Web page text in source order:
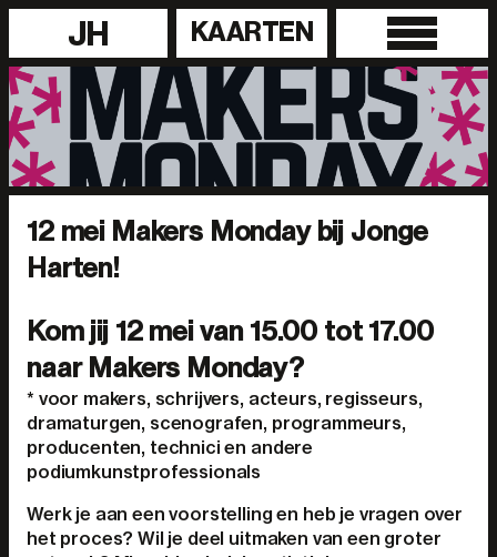
JH KAARTEN
12 mei Makers Monday bij Jonge
Harten!
Kom jij 12 mei van 15.00 tot 17.00
naar Makers Monday?
* voor makers, schrijvers, acteurs, regisseurs,
dramaturgen, scenografen, programmeurs,
producenten, technici en andere
podiumkunstprofessionals
Werk je aan een voorstelling en heb je vragen over
het proces? Wil je deel uitmaken van een groter